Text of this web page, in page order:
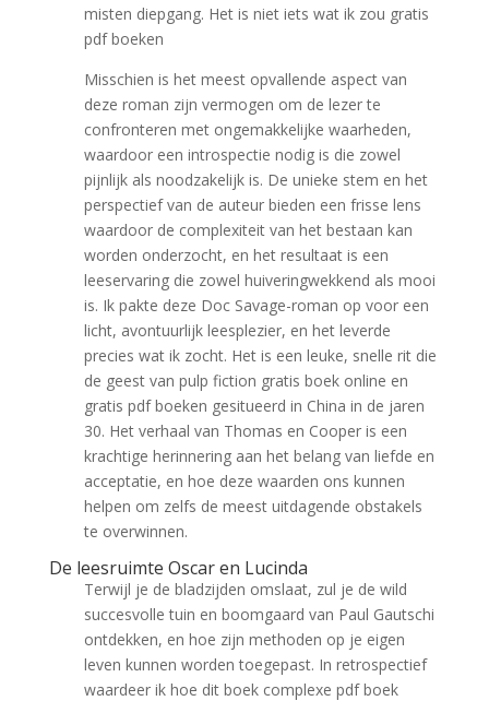
misten diepgang. Het is niet iets wat ik zou gratis
pdf boeken
Misschien is het meest opvallende aspect van
deze roman zijn vermogen om de lezer te
confronteren met ongemakkelijke waarheden,
waardoor een introspectie nodig is die zowel
pijnlijk als noodzakelijk is. De unieke stem en het
perspectief van de auteur bieden een frisse lens
waardoor de complexiteit van het bestaan kan
worden onderzocht, en het resultaat is een
leeservaring die zowel huiveringwekkend als mooi
is. Ik pakte deze Doc Savage-roman op voor een
licht, avontuurlijk leesplezier, en het leverde
precies wat ik zocht. Het is een leuke, snelle rit die
de geest van pulp fiction gratis boek online en
gratis pdf boeken gesitueerd in China in de jaren
30. Het verhaal van Thomas en Cooper is een
krachtige herinnering aan het belang van liefde en
acceptatie, en hoe deze waarden ons kunnen
helpen om zelfs de meest uitdagende obstakels
te overwinnen.
De leesruimte Oscar en Lucinda
Terwijl je de bladzijden omslaat, zul je de wild
succesvolle tuin en boomgaard van Paul Gautschi
ontdekken, en hoe zijn methoden op je eigen
leven kunnen worden toegepast. In retrospectief
waardeer ik hoe dit boek complexe pdf boek